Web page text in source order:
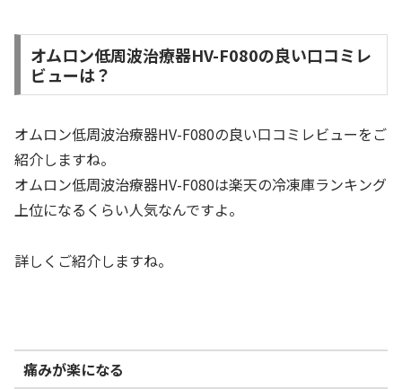
オムロン低周波治療器HV-F080の良い口コミレ
ビューは？
オムロン低周波治療器HV-F080の良い口コミレビューをご
紹介しますね。
オムロン低周波治療器HV-F080は楽天の冷凍庫ランキング
上位になるくらい人気なんですよ。
詳しくご紹介しますね。
痛みが楽になる